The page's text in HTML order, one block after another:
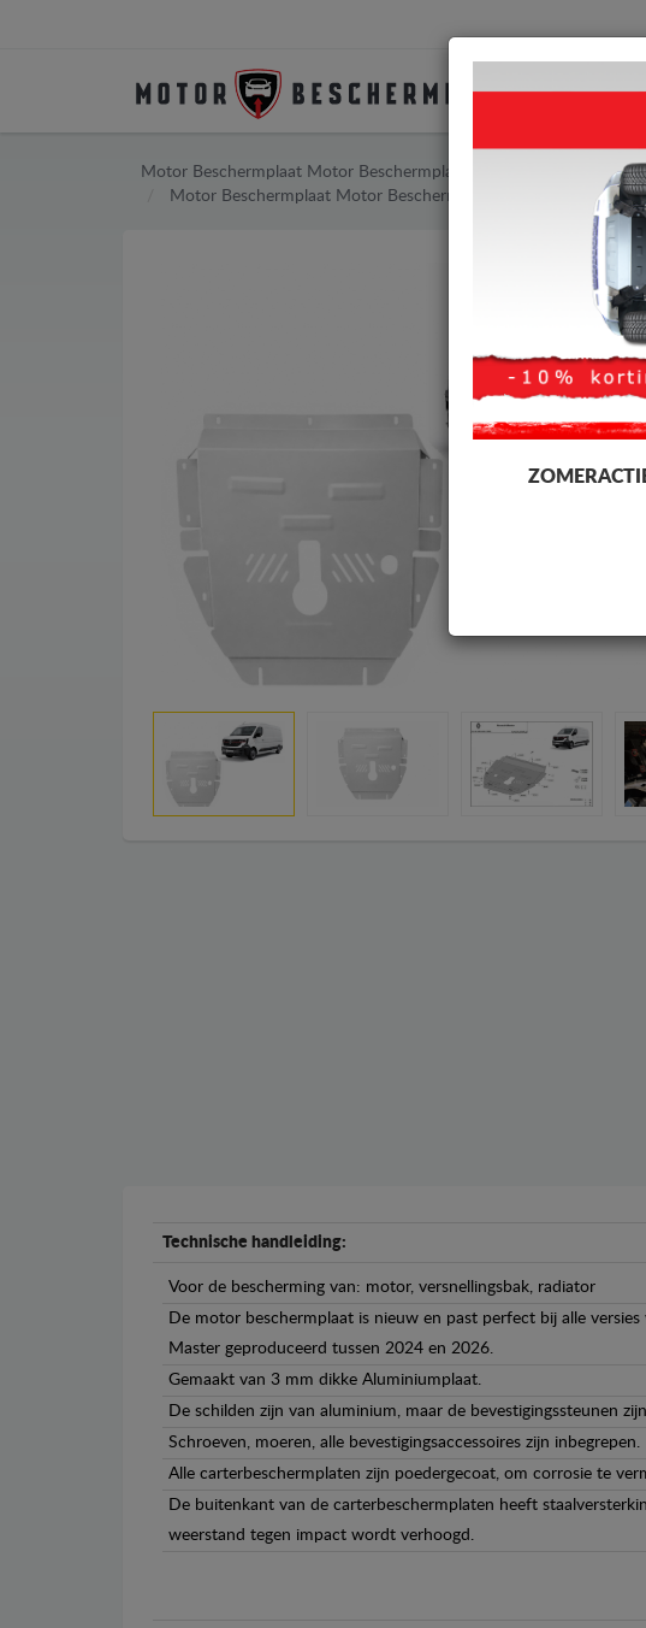
Motor Beschermplaat Motor Beschermplaat Renault
Motor Beschermplaat Motor Beschermplaat Renault Master
Technische handleiding:
Voor de bescherming van: motor, versnellingsbak, radiator
De motor beschermplaat is nieuw en past perfect bij alle versies
Master geproduceerd tussen 2024 en 2026.
Gemaakt van 3 mm dikke Aluminiumplaat.
De schilden zijn van aluminium, maar de bevestigingssteunen
Schroeven, moeren, alle bevestigingsaccessoires zijn inbegrepen.
Alle carterbeschermplaten zijn poedergecoat, om corrosie te
De buitenkant van de carterbeschermplaten heeft
weerstand tegen impact wordt verhoogd.